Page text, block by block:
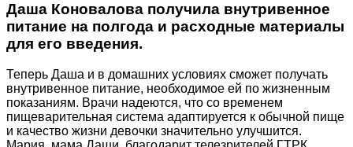
Даша Коновалова получила внутривенное
питание на полгода и расходные материалы
для его введения.
Теперь Даша и в домашних условиях сможет получать
внутривенное питание, необходимое ей по жизненным
показаниям. Врачи надеются, что со временем
пищеварительная система адаптируется к обычной пище
и качество жизни девочки значительно улучшится.